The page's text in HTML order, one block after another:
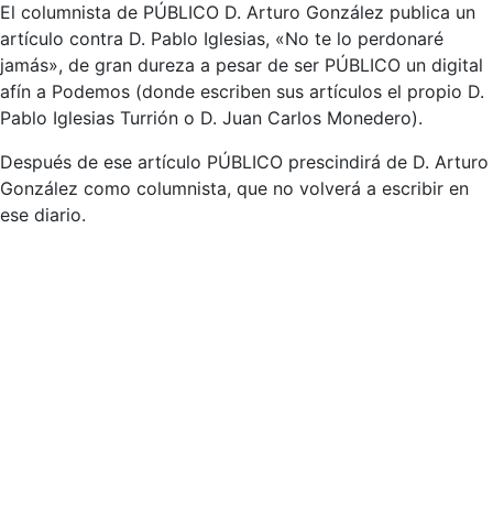
El columnista de PÚBLICO D. Arturo González publica un
artículo contra D. Pablo Iglesias, «No te lo perdonaré
jamás», de gran dureza a pesar de ser PÚBLICO un digital
afín a Podemos (donde escriben sus artículos el propio D.
Pablo Iglesias Turrión o D. Juan Carlos Monedero).
Después de ese artículo PÚBLICO prescindirá de D. Arturo
González como columnista, que no volverá a escribir en
ese diario.